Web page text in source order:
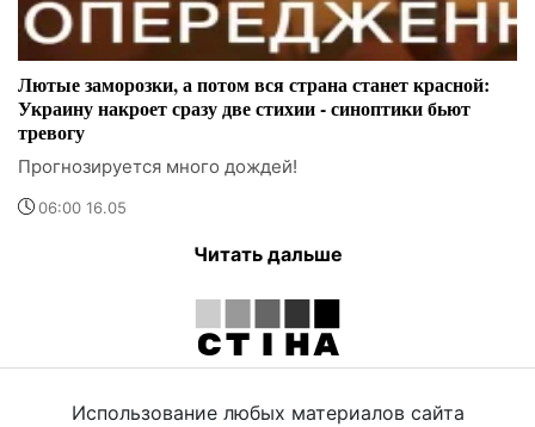
Лютые заморозки, а потом вся страна станет красной:
Украину накроет сразу две стихии - синоптики бьют
тревогу
Прогнозируется много дождей!
06:00 16.05
Читать дальше
Использование любых материалов сайта